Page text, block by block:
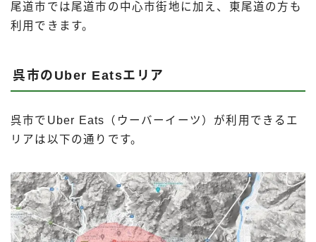
尾道市では尾道市の中心市街地に加え、東尾道の方も
利用できます。
呉市のUber Eatsエリア
呉市でUber Eats（ウーバーイーツ）が利用できるエ
リアは以下の通りです。